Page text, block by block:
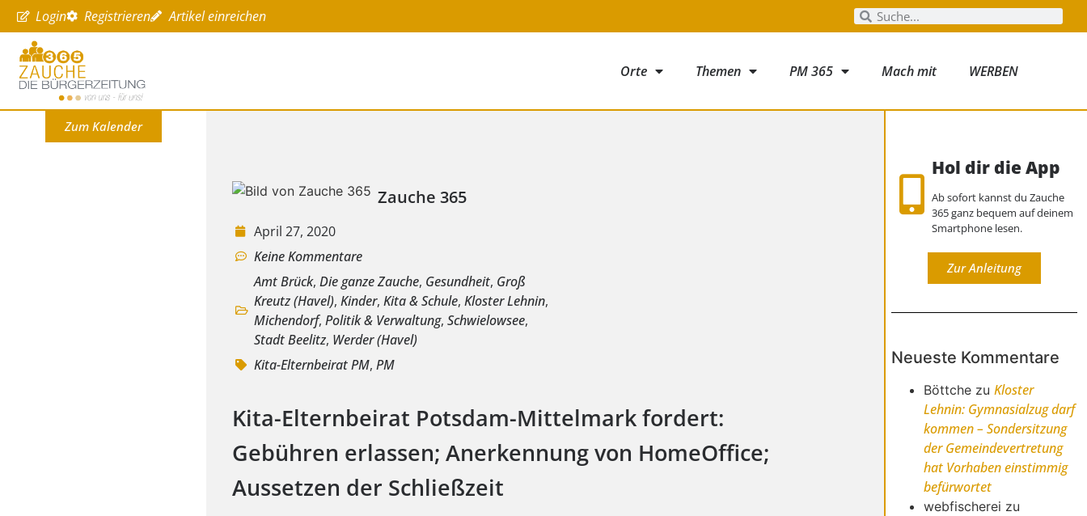
Login Registrieren Artikel einreichen
Orte Themen PM 365 Mach mit WERBEN
Zum Kalender
Zauche 365
April 27, 2020
Keine Kommentare
Amt Brück,Die ganze Zauche, Gesundheit, Groß
Kreutz (Havel),Kinder,Kita & Schule,Kloster Lehnin,
Michendorf,Politik & Verwaltung,Schwielowsee,
Stadt Beelitz, Werder (Havel)
Kita-Elternbeirat PM,PM
Kita-Elternbeirat Potsdam-Mittelmark fordert:
Gebühren erlassen; Anerkennung von HomeOffice;
Aussetzen der Schließzeit
Hol dir die App
Ab sofort kannst du Zauche
365 ganz bequem auf deinem
Smartphone lesen.
Zur Anleitung
Neueste Kommentare
Böttche zuKloster
Lehnin: Gymnasialzug darf
kommen – Sondersitzung
der Gemeindevertretung
hat Vorhaben einstimmig
befürwortet
webfischerei zu